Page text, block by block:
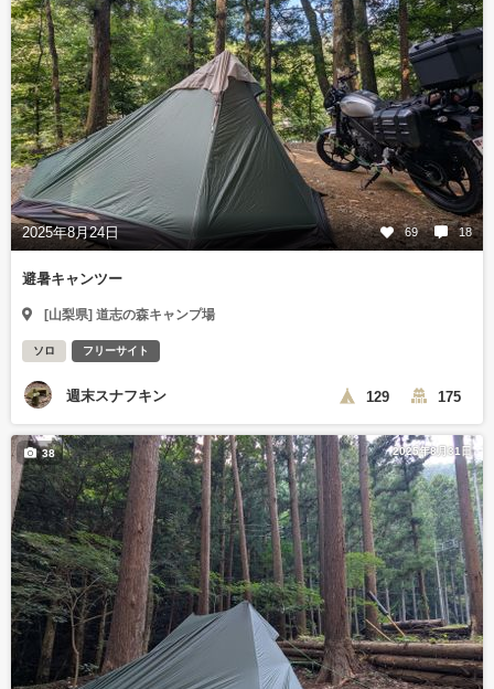
2025年8月24日 69 18
避暑キャンツー
[山梨県] 道志の森キャンプ場
ソロ フリーサイト
週末スナフキン 129 175
2025年8月31日
38